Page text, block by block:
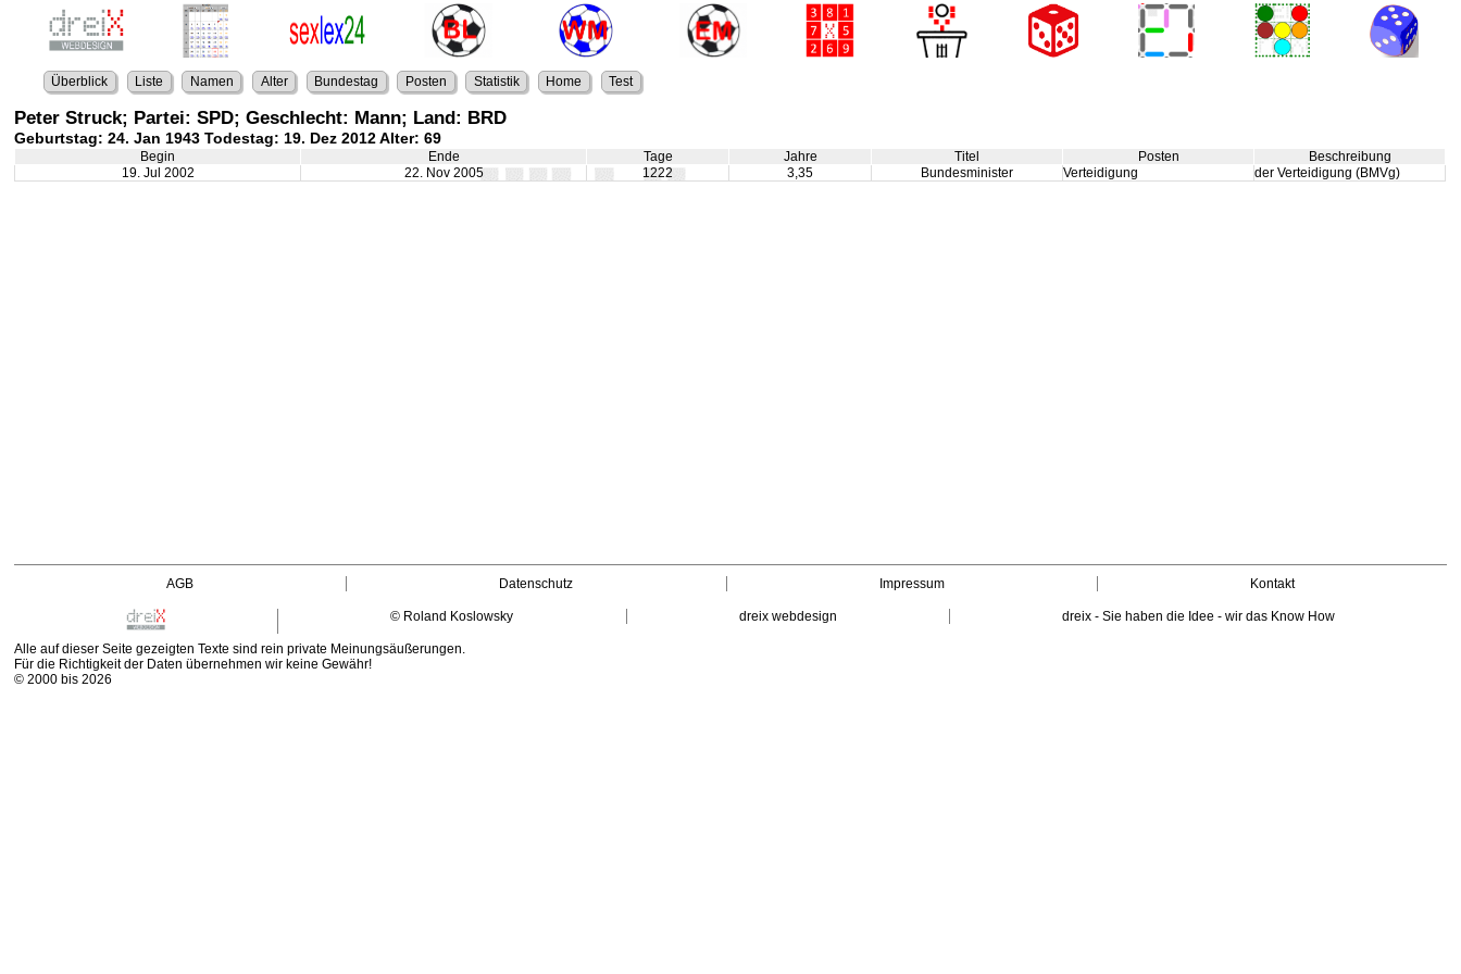
Überblick Liste Namen Alter Bundestag Posten Statistik Home Test
Peter Struck; Partei: SPD; Geschlecht: Mann; Land: BRD
Geburtstag: 24. Jan 1943 Todestag: 19. Dez 2012 Alter: 69
Begin Ende Tage Jahre Titel Posten
Beschreibung
19. Jul 2002
22. Nov 2005 1222 3,35 Bundesminister Verteidigung der Verteidigung (BMVg)
AGB Datenschutz Impressum Kontakt
© Roland Koslowsky dreix webdesign dreix - Sie haben die Idee - wir das Know How
Alle auf dieser Seite gezeigten Texte sind rein private Meinungsäußerungen.
Für die Richtigkeit der Daten übernehmen wir keine Gewähr!
© 2000 bis 2026